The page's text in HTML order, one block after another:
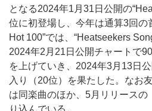
となる2024年1月31日公開の
位に初登場し、今年は通算3回の
Hot 100”では、“Heatseekers
2024年2月21日公開チャートで
を上げていき、2024年3月13日
入り（20位）を果たした。なお
は同楽曲のほか、5月リリースの
り込んでいる。